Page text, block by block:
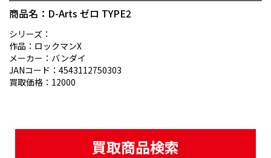
宅配買取のご案内
DELIVERY PURCHASE
買取お申し込み
ASSESSMENT
商品名：D-Arts ゼロ TYPE2
シリーズ：
作品：ロックマンX
メーカー：バンダイ
JANコード：4543112750303
買取価格：12000
買取商品検索